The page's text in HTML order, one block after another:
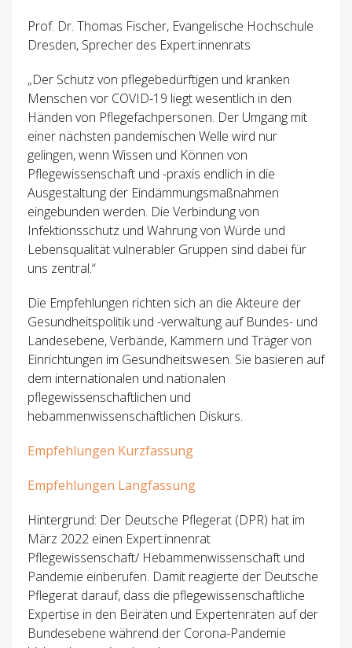
Prof. Dr. Thomas Fischer, Evangelische Hochschule
Dresden, Sprecher des Expert:innenrats
„Der Schutz von pflegebedürftigen und kranken
Menschen vor COVID-19 liegt wesentlich in den
Händen von Pflegefachpersonen. Der Umgang mit
einer nächsten pandemischen Welle wird nur
gelingen, wenn Wissen und Können von
Pflegewissenschaft und -praxis endlich in die
Ausgestaltung der Eindämmungsmaßnahmen
eingebunden werden. Die Verbindung von
Infektionsschutz und Wahrung von Würde und
Lebensqualität vulnerabler Gruppen sind dabei für
uns zentral.“
Die Empfehlungen richten sich an die Akteure der
Gesundheitspolitik und -verwaltung auf Bundes- und
Landesebene, Verbände, Kammern und Träger von
Einrichtungen im Gesundheitswesen. Sie basieren auf
dem internationalen und nationalen
pflegewissenschaftlichen und
hebammenwissenschaftlichen Diskurs.
Empfehlungen Kurzfassung
Empfehlungen Langfassung
Hintergrund: Der Deutsche Pflegerat (DPR) hat im
März 2022 einen Expert:innenrat
Pflegewissenschaft/ Hebammenwissenschaft und
Pandemie einberufen. Damit reagierte der Deutsche
Pflegerat darauf, dass die pflegewissenschaftliche
Expertise in den Beiräten und Expertenräten auf der
Bundesebene während der Corona-Pandemie